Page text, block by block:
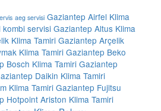
aeg servisi Gaziantep Airfel Klima
servisi Gaziantep Altus Klima
Klima Tamiri Gaziantep Arçelik
Klima TamiriGaziantep Beko
Bosch Klima Tamiri Gaziantep
Daikin Klima Tamiri
Klima Tamiri Gaziantep Fujitsu
Hotpoint Ariston Klima Tamiri